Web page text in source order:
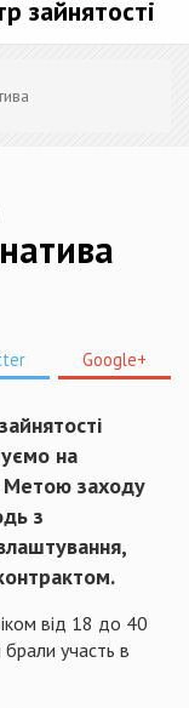
зайнятості
Google+
на
Метою заходу
з
від 18 до 40
брали участь в